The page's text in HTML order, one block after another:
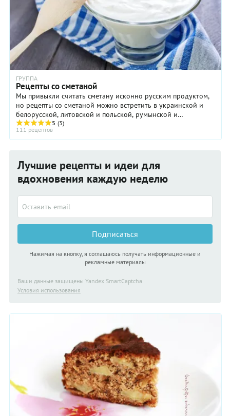
ГРУППА
Рецепты со сметаной
Мы привыкли считать сметану исконно русским продуктом,
но рецепты со сметаной можно встретить в украинской и
белорусской, литовской и польской, румынской и
молдавской, немецкой и венгерской, турецкой и балканской
кухне. То есть, во всех странах и регионах, где традиционно
в почёте кисломолочные продукты, производили сметану и
5 (3)
111 рецептов
Лучшие рецепты и идеи для
вдохновения каждую неделю
Подписаться
Нажимая на кнопку, я соглашаюсь получать информационные и
рекламные материалы
Ваши данные защищены Yandex SmartCaptcha
Условия использования